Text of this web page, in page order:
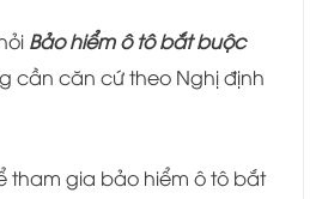
Bảo hiểm ô tô bắt buộc
cần căn cứ theo Nghị định
tham gia bảo hiểm ô tô bắt